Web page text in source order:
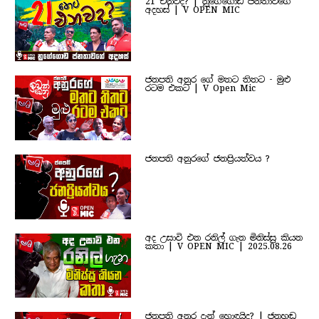
අදහස් | V OPEN MIC
ජනපති අනුර ගේ මතට තිතට - මුළු
රටම එකට | V Open Mic
ජනපති අනුරගේ ජනප්‍රියත්වය ?
අද උසාවි එන රනිල් ගැන මිනිස්සු කියන
කතා | V OPEN MIC | 2025.08.26
ජනපති අනුර දැන් හොඳයිද? | ජනහඬ